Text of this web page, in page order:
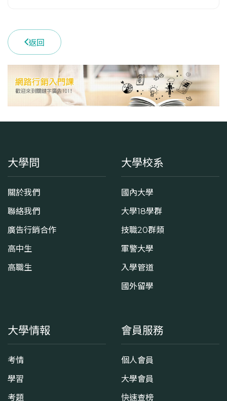
(02)28610511 #35701
學系地址
臺北市士林區華岡路55號
返回
大學問
關於我們
聯絡我們
廣告行銷合作
高中生
高職生
大學校系
國內大學
大學18學群
技職20群類
軍警大學
入學管道
國外留學
大學情報
考情
學習
考題
會員服務
個人會員
大學會員
快速查榜